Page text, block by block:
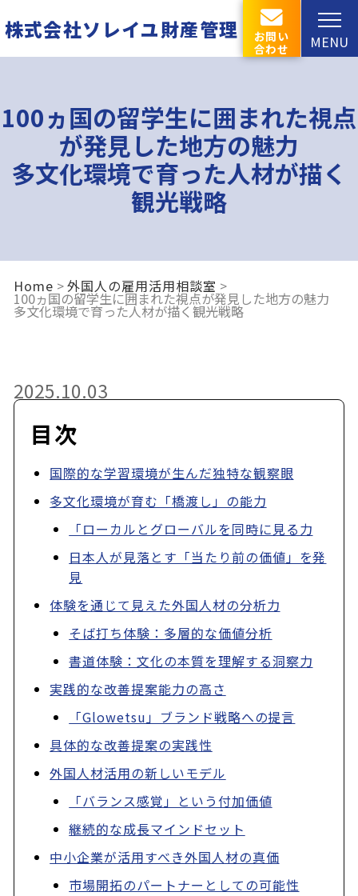
株式会社ソレイユ財産管理
お問い
合わせ
MENU
100ヵ国の留学生に囲まれた視点
が発見した地方の魅力
多文化環境で育った人材が描く
観光戦略
Home 外国人の雇用活用相談室
100ヵ国の留学生に囲まれた視点が発見した地方の魅力
多文化環境で育った人材が描く観光戦略
2025.10.03
目次
国際的な学習環境が生んだ独特な観察眼
多文化環境が育む「橋渡し」の能力
「ローカルとグローバルを同時に見る力
日本人が見落とす「当たり前の価値」を発
見
体験を通じて見えた外国人材の分析力
そば打ち体験：多層的な価値分析
書道体験：文化の本質を理解する洞察力
実践的な改善提案能力の高さ
「Glowetsu」ブランド戦略への提言
具体的な改善提案の実践性
外国人材活用の新しいモデル
「バランス感覚」という付加価値
継続的な成長マインドセット
中小企業が活用すべき外国人材の真価
市場開拓のパートナーとしての可能性